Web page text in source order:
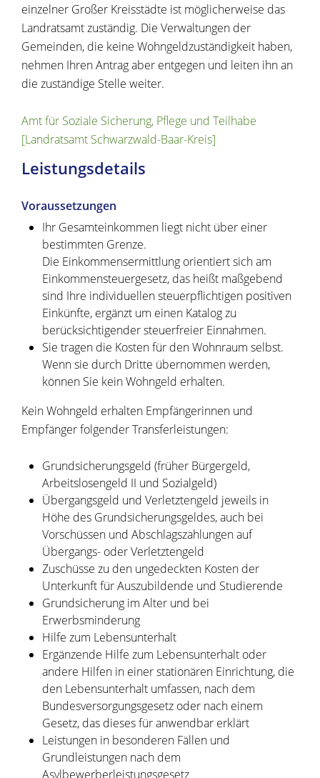
einzelner Großer Kreisstädte ist möglicherweise das
Landratsamt zuständig. Die Verwaltungen der
Gemeinden, die keine Wohngeldzuständigkeit haben,
nehmen Ihren Antrag aber entgegen und leiten ihn an
die zuständige Stelle weiter.
Amt für Soziale Sicherung, Pflege und Teilhabe
[Landratsamt Schwarzwald-Baar-Kreis]
Leistungsdetails
Voraussetzungen
Ihr Gesamteinkommen liegt nicht über einer
bestimmten Grenze.
Die Einkommensermittlung orientiert sich am
Einkommensteuergesetz, das heißt maßgebend
sind Ihre individuellen steuerpflichtigen positiven
Einkünfte, ergänzt um einen Katalog zu
berücksichtigender steuerfreier Einnahmen.
Sie tragen die Kosten für den Wohnraum selbst.
Wenn sie durch Dritte übernommen werden,
können Sie kein Wohngeld erhalten.
Kein Wohngeld erhalten Empfängerinnen und
Empfänger folgender Transferleistungen:
Grundsicherungsgeld (früher Bürgergeld,
Arbeitslosengeld II und Sozialgeld)
Übergangsgeld und Verletztengeld jeweils in
Höhe des Grundsicherungsgeldes, auch bei
Vorschüssen und Abschlagszahlungen auf
Übergangs- oder Verletztengeld
Zuschüsse zu den ungedeckten Kosten der
Unterkunft für Auszubildende und Studierende
Grundsicherung im Alter und bei
Erwerbsminderung
Hilfe zum Lebensunterhalt
Ergänzende Hilfe zum Lebensunterhalt oder
andere Hilfen in einer stationären Einrichtung, die
den Lebensunterhalt umfassen, nach dem
Bundesversorgungsgesetz oder nach einem
Gesetz, das dieses für anwendbar erklärt
Leistungen in besonderen Fällen und
Grundleistungen nach dem
Asylbewerberleistungsgesetz